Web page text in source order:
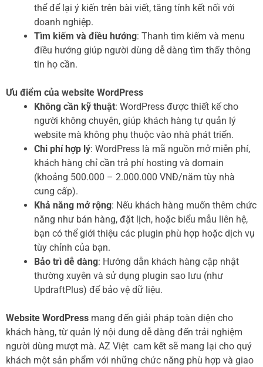
thể để lại ý kiến trên bài viết, tăng tính kết nối với
doanh nghiệp.
Tìm kiếm và điều hướng: Thanh tìm kiếm và menu
điều hướng giúp người dùng dễ dàng tìm thấy thông
tin họ cần.
Ưu điểm của website WordPress
Không cần kỹ thuật: WordPress được thiết kế cho
người không chuyên, giúp khách hàng tự quản lý
website mà không phụ thuộc vào nhà phát triển.
Chi phí hợp lý: WordPress là mã nguồn mở miễn phí,
khách hàng chỉ cần trả phí hosting và domain
(khoảng 500.000 – 2.000.000 VNĐ/năm tùy nhà
cung cấp).
Khả năng mở rộng: Nếu khách hàng muốn thêm chức
năng như bán hàng, đặt lịch, hoặc biểu mẫu liên hệ,
bạn có thể giới thiệu các plugin phù hợp hoặc dịch vụ
tùy chỉnh của bạn.
Bảo trì dễ dàng: Hướng dẫn khách hàng cập nhật
thường xuyên và sử dụng plugin sao lưu (như
UpdraftPlus) để bảo vệ dữ liệu.
Website WordPress mang đến giải pháp toàn diện cho
khách hàng, từ quản lý nội dung dễ dàng đến trải nghiệm
người dùng mượt mà. AZ Việt cam kết sẽ mang lại cho quý
khách một sản phẩm với những chức năng phù hợp và giao